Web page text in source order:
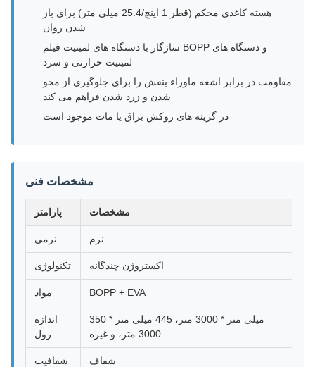
هسته کاغذی محکم (قطر 1 اینچ/25.4 میلی متر) برای باز
شدن روان
سازگار با دستگاه های لمینیت فیلم BOPP و دستگاه های
لمینیت حرارتی و سرد
مقاومت در برابر اشعه ماوراء بنفش را برای جلوگیری از محو
شدن و زرد شدن فراهم می کند
در گزینه های روکش براق یا مات موجود است
مشخصات فنی
پارامتر مشخصات
نرمی نرم
تکنولوژی اکستروژن چندگانه
مواد BOPP + EVA
اندازه
رول
350 میلی متر * 3000 متر، 445 میلی متر *
شفافیت شفاف